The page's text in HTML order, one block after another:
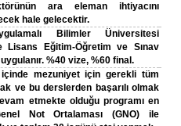
ara eleman ihtiyacını
hale gelecektir.
Bilimler Üniversitesi
Lisans Eğitim-Öğretim ve Sınav
%40 vize, %60 final.
mezuniyet için gerekli tüm
ve bu derslerden başarılı olmak
etmekte olduğu programı en
Not Ortalaması (GNO) ile